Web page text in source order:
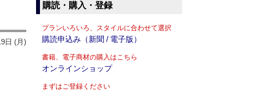
日 (月)
購読・購入・登録
プランいろいろ、スタイルに合わせて選択
購読申込み（新聞 / 電子版）
書籍、電子商材の購入はこちら
オンラインショップ
まずはご登録ください